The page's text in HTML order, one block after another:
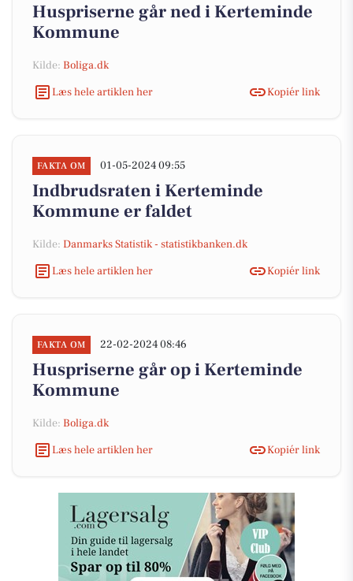
Huspriserne går ned i Kerteminde
Kommune
Kilde: Boliga.dk
Læs hele artiklen her
Kopiér link
FAKTA OM 01-05-2024 09:55
Indbrudsraten i Kerteminde
Kommune er faldet
Kilde: Danmarks Statistik - statistikbanken.dk
Læs hele artiklen her
Kopiér link
FAKTA OM 22-02-2024 08:46
Huspriserne går op i Kerteminde
Kommune
Kilde: Boliga.dk
Læs hele artiklen her
Kopiér link